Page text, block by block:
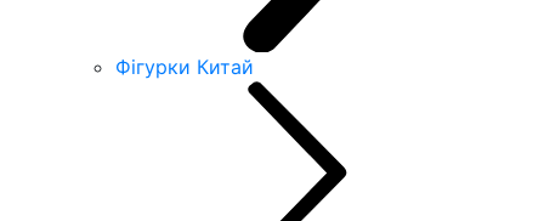
Фігурки Китай